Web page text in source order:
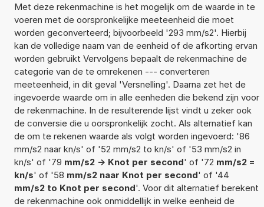
Met deze rekenmachine is het mogelijk om de waarde in te
voeren met de oorspronkelijke meeteenheid die moet
worden geconverteerd; bijvoorbeeld '293 mm/s2'. Hierbij
kan de volledige naam van de eenheid of de afkorting ervan
worden gebruikt Vervolgens bepaalt de rekenmachine de
categorie van de te omrekenen --- converteren
meeteenheid, in dit geval 'Versnelling'. Daarna zet het de
ingevoerde waarde om in alle eenheden die bekend zijn voor
de rekenmachine. In de resulterende lijst vindt u zeker ook
de conversie die u oorspronkelijk zocht. Als alternatief kan
de om te rekenen waarde als volgt worden ingevoerd: '86
mm/s2 naar kn/s' of '52 mm/s2 to kn/s' of '53 mm/s2 in
kn/s' of '79 mm/s2 -> Knot per second' of '72 mm/s2 =
kn/s' of '58 mm/s2 naar Knot per second' of '44
mm/s2 to Knot per second'. Voor dit alternatief berekent
de rekenmachine ook onmiddellijk in welke eenheid de